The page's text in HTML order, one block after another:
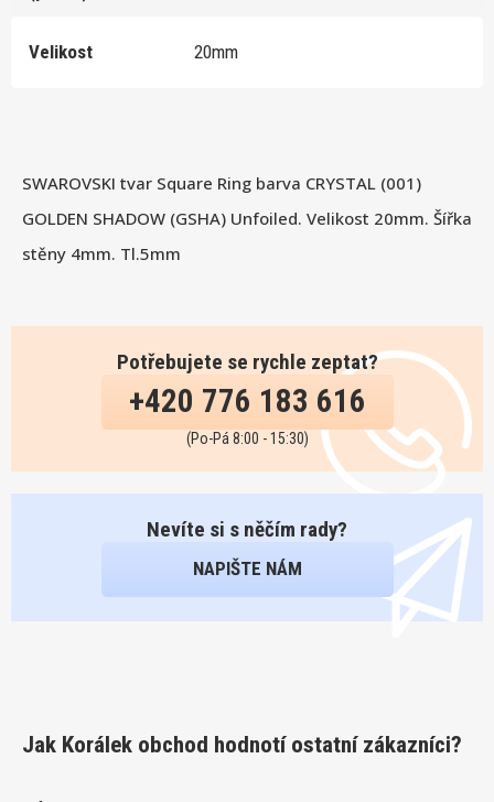
SWAROVSKI tvar Square Ring barva CRYSTAL (001)
GOLDEN SHADOW (GSHA) Unfoiled. Velikost 20mm. Šířka
stěny 4mm. Tl.5mm
Potřebujete se rychle zeptat?
+420 776 183 616
(Po-Pá 8:00 - 15:30)
Nevíte si s něčím rady?
NAPIŠTE NÁM
Jak Korálek obchod hodnotí ostatní zákazníci?
Velikost 20mm